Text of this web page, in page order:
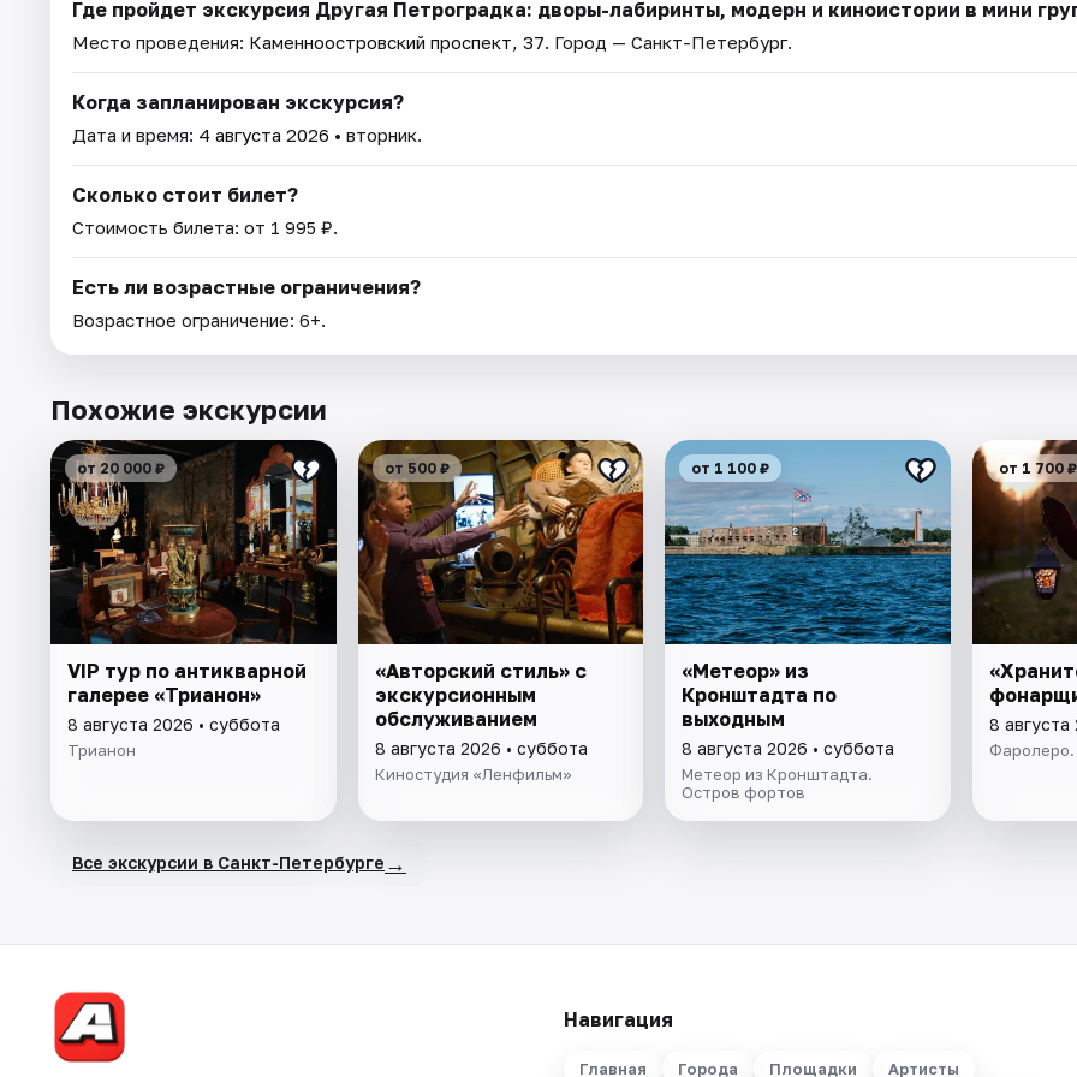
Где пройдет экскурсия Другая Петроградка: дворы-лабиринты, модерн и киноистории в мини
Место проведения: Каменноостровский проспект, 37. Город — Санкт-Петербург.
Когда запланирован экскурсия?
Дата и время: 4 августа 2026 • вторник.
Сколько стоит билет?
Стоимость билета: от 1 995 ₽.
Есть ли возрастные ограничения?
Возрастное ограничение: 6+.
Похожие экскурсии
от 20 000 ₽
VIP тур по антикварной
галерее «Трианон»
8 августа 2026 • суббота
Трианон
от 500 ₽
«Авторский стиль» с
экскурсионным
обслуживанием
8 августа 2026 • суббота
Киностудия «Ленфильм»
от 1 100 ₽
«Метеор» из
Кронштадта по
выходным
8 августа 2026 • суббота
Метеор из Кронштадта.
Остров фортов
от 1 700 ₽
8 августа
Все экскурсии в Санкт-Петербурге →
Навигация
Главная Города Площадки Артисты